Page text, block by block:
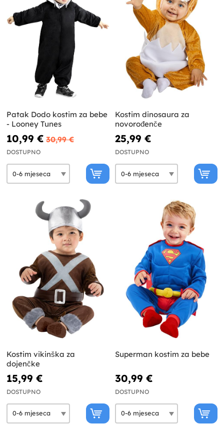
Patak Dodo kostim za bebe
- Looney Tunes
10,99 € 30,99 €
DOSTUPNO
Kostim dinosaura za
novorođenče
25,99 €
DOSTUPNO
Kostim vikinška za
dojenčke
15,99 €
DOSTUPNO
Superman kostim za bebe
30,99 €
DOSTUPNO